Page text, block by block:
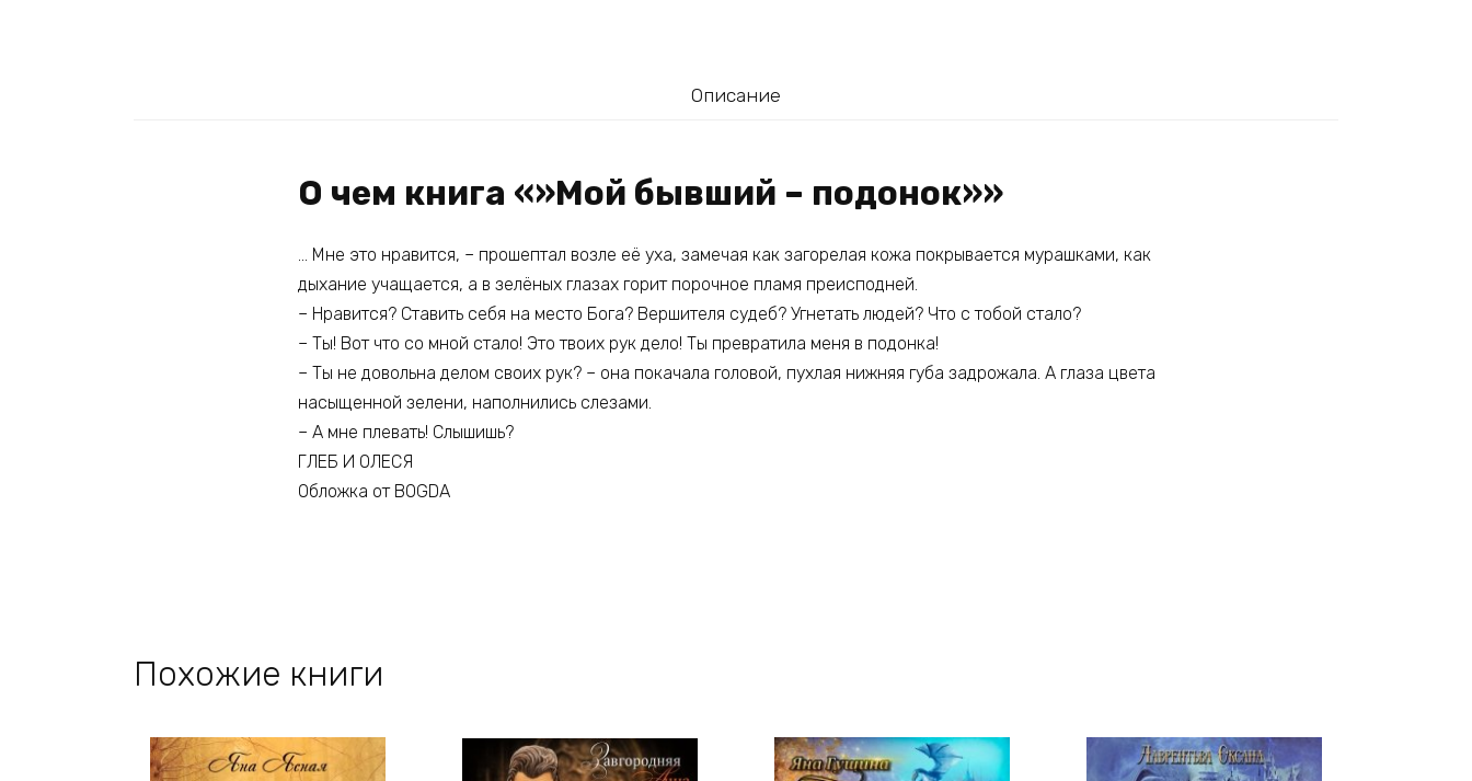
Описание
О чем книга «»Мой бывший – подонок»»
… Мне это нравится, – прошептал возле её уха, замечая как загорелая кожа покрывается мурашками, как
дыхание учащается, а в зелёных глазах горит порочное пламя преисподней.
– Нравится? Ставить себя на место Бога? Вершителя судеб? Угнетать людей? Что с тобой стало?
– Ты! Вот что со мной стало! Это твоих рук дело! Ты превратила меня в подонка!
– Ты не довольна делом своих рук? – она покачала головой, пухлая нижняя губа задрожала. А глаза цвета
насыщенной зелени, наполнились слезами.
– А мне плевать! Слышишь?
ГЛЕБ И ОЛЕСЯ
Обложка от BOGDA
Похожие книги